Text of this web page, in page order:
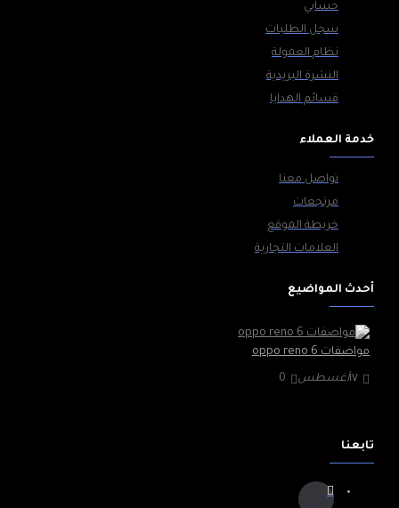
حسابي
سجل الطلبات
نظام العمولة
النشرة البريدية
قسائم الهدايا
خدمة العملاء
تواصل معنا
مرتجعات
خريطة الموقع
العلامات التجارية
أحدث المواضيع
مواصفات oppo reno 6
١٧أغسطس 0
تابعنا